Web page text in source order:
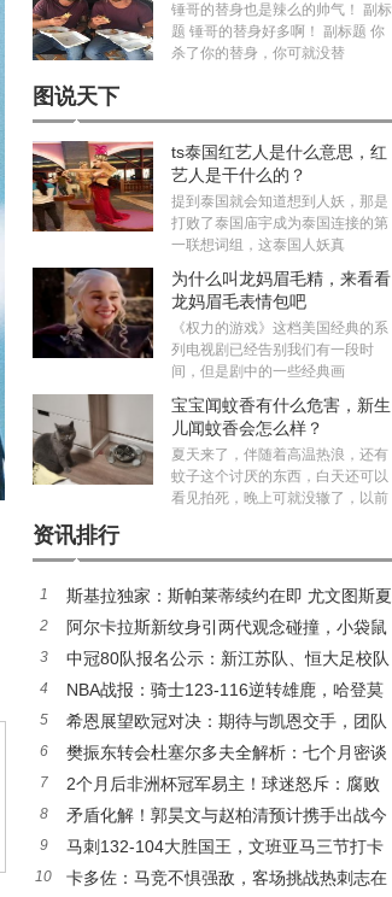
锤哥的替身也是辣么的帅气！ 副标
题 锤哥的替身好多啊！ 副标题 你
杀了你的替身，你可就没替
图说天下
ts泰国红艺人是什么意思，红
艺人是干什么的？
提到泰国就会知道想到人妖，那是
打败了泰国庙宇成为泰国连接的第
一联想词组，这泰国人妖真
为什么叫龙妈眉毛精，来看看
龙妈眉毛表情包吧
《权力的游戏》这档美国经典的系
列电视剧已经告别我们有一段时
间，但是剧中的一些经典画
宝宝闻蚊香有什么危害，新生
儿闻蚊香会怎么样？
夏天来了，伴随着高温热浪，还有
蚊子这个讨厌的东西，白天还可以
看见拍死，晚上可就没辙了，以前
资讯排行
1
斯基拉独家：斯帕莱蒂续约在即 尤文图斯夏
窗五线补强剑指欧冠
2
阿尔卡拉斯新纹身引两代观念碰撞，小袋鼠
成荣耀新印记
3
中冠80队报名公示：新江苏队、恒大足校队
等在列，安徽一队候补
4
NBA战报：骑士123-116逆转雄鹿，哈登莫
布利联手发威
5
希恩展望欧冠对决：期待与凯恩交手，团队
力量是关键
6
樊振东转会杜塞尔多夫全解析：七个月密谈
细节曝光 四大诱因揭秘
7
2个月后非洲杯冠军易主！球迷怒斥：腐败
与耻辱，非洲足球路在何方
8
矛盾化解！郭昊文与赵柏清预计携手出战今
晚同曦对阵浙江
9
马刺132-104大胜国王，文班亚马三节打卡
下班，雷诺空砍高分难救主
10
卡多佐：马竞不惧强敌，客场挑战热刺志在